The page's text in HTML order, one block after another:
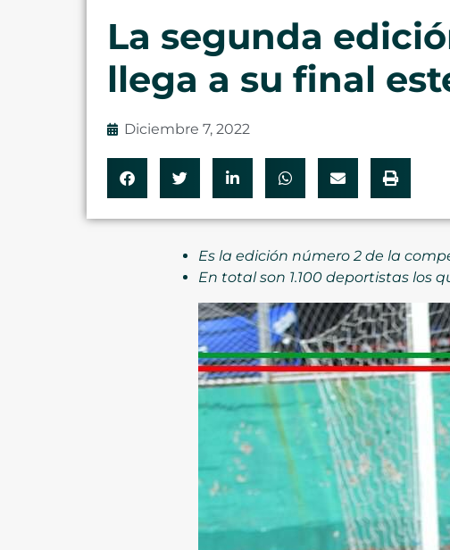
La segunda
llega a su final
Diciembre 7, 2022
Es la edición número 2 de la
En total son 1.100 deportistas los